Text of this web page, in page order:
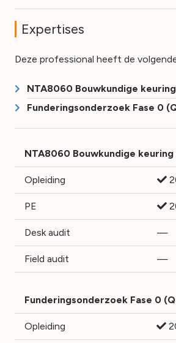
Expertises
Deze professional heeft de
NTA8060 Bouwkundige
Funderingsonderzoek Fase 0
NTA8060 Bouwkundige keuring
Opleiding
PE
Desk audit —
Field audit —
Funderingsonderzoek Fase 0
Opleiding